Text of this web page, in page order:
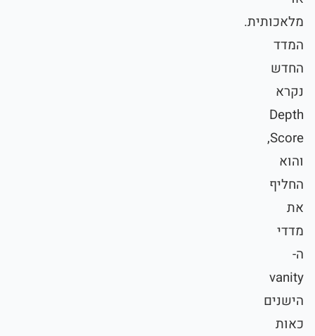
מלאכותית.
המדד
החדש
נקרא
Depth
Score,
והוא
החליף
את
מדדי
ה-
vanity
הישנים
כאות